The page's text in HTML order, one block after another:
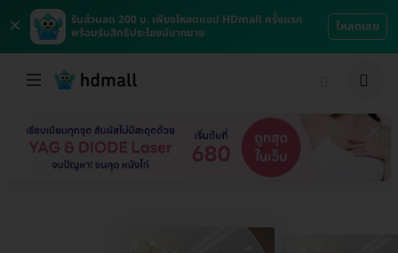
×
รับส่วนลด 200 บ. เพียงโหลดแอป HDmall ครั้งแรก
พร้อมรับสิทธิประโยชน์มากมาย
โหลดเลย